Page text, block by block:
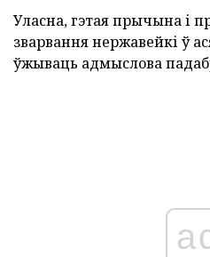
Уласна, гэтая прычына і
зварвання нержавейкі ў
ўжываць адмыслова